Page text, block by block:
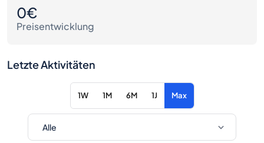
0€
Preisentwicklung
Letzte Aktivitäten
1W 1M 6M 1J Max